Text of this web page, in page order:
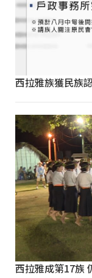
西拉雅族獲民族
西拉雅成第17族